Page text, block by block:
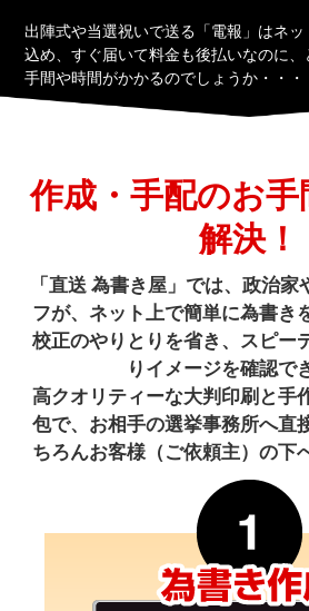
出陣式や当選祝いで送る「電報」はネ
込め、すぐ届いて料金も後払いなのに、
手間や時間がかかるのでしょうか・・・
作成・手配のお手
解決！
「直送 為書き屋」では、政治
フが、ネット上で簡単に為書き
校正のやりとりを省き、スピー
りイメージを確認で
高クオリティーな大判印刷と手
包で、お相手の選挙事務所へ直
ちろんお客様（ご依頼主）の下